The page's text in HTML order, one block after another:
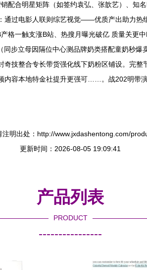
合明星矩阵（如签约袁弘、张歆艺）、知
通过电影人联则综艺视觉——优质产出助力
格一触支涨B站、热搜月曝光破亿 质量关更
步立母因隔位中心测品牌奶类搭配童奶秒
技整合专长带货强化线下奶粉区铺设。完
内容本地特金社提升更强可……。战202明带
注明出处：http://www.jxdashentong.com/
更新时间：2026-08-05 19:09:41
产品列表
PRODUCT
----------------